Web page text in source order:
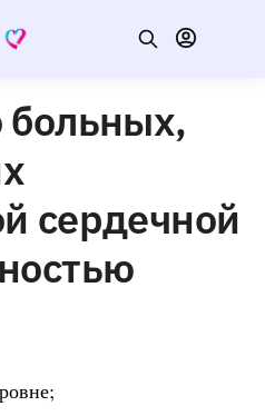
больных,
сердечной